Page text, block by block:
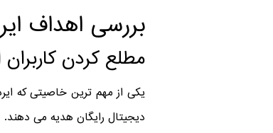
بررسی اهداف
مطلع کردن کاربران
یکی از مهم ترین خاصیتی که
دیجیتال رایگان هدیه می دهند.